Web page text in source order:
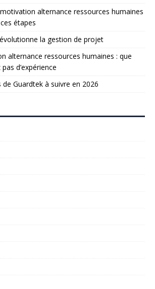
alternance ressources humaines
étapes
la gestion de projet
alternance ressources humaines : que
d’expérience
de Guardtek à suivre en 2026